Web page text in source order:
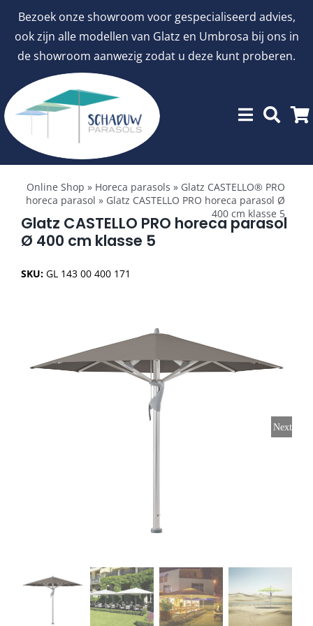
Bezoek onze showroom voor gespecialiseerd advies,
ook zijn alle modellen van Glatz en Umbrosa bij ons in
de showroom aanwezig zodat u deze kunt proberen.
inhoud
Toggle
Navigation
aanbiedingen
Horeca parasols
Balkonklemmen
Online Shop » Horeca parasols » Glatz CASTELLO® PRO
horeca parasol » Glatz CASTELLO PRO horeca parasol Ø
400 cm klasse 5
Glatz CASTELLO PRO horeca parasol
Ø 400 cm klasse 5
SKU: GL 143 00 400 171
Next